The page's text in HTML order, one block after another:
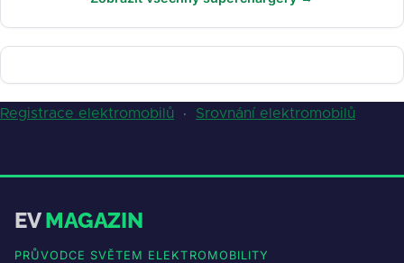
Registrace elektromobilů · Srovnání elektromobilů
EVMAGAZIN
PRŮVODCE SVĚTEM ELEKTROMOBILITY